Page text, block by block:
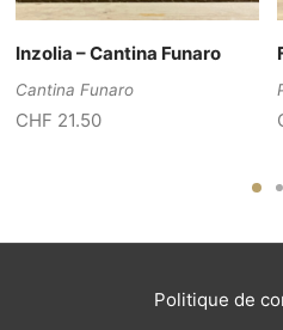
Inzolia – Cantina Funaro
Cantina Funaro
CHF 21.50
Politique de